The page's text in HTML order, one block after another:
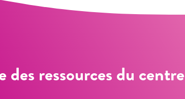
des ressources du centre